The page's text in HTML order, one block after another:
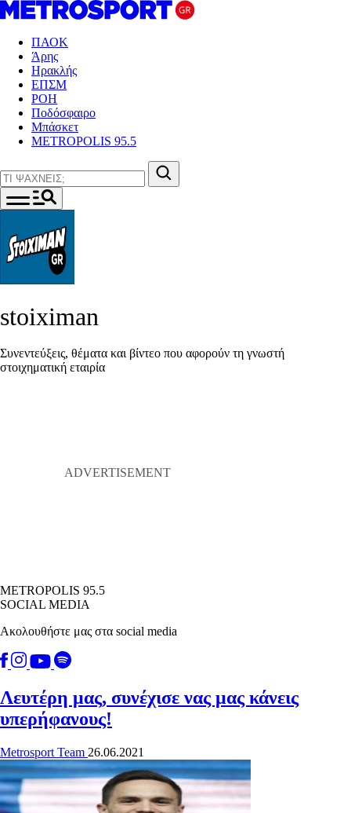
ΠΑΟΚ
Άρης
Ηρακλής
ΕΠΣΜ
ΡΟΗ
Ποδόσφαιρο
Μπάσκετ
METROPOLIS 95.5
stoiximan
Συνεντεύξεις, θέματα και βίντεο που αφορούν τη γνωστή
στοιχηματική εταιρία
METROPOLIS 95.5
SOCIAL MEDIA
Ακολουθήστε μας στα social media
Λευτέρη μας, συνέχισε νας μας κάνεις
υπερήφανους!
Metrosport Team 26.06.2021